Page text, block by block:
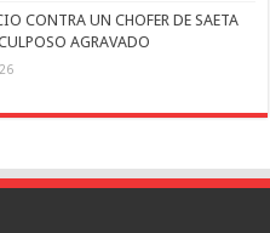
CONTRA UN CHOFER DE SAETA
AGRAVADO